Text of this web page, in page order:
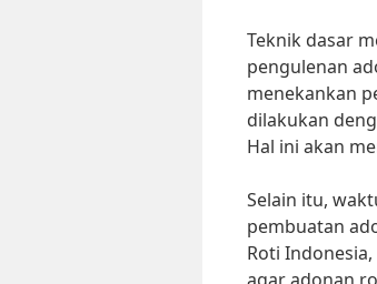
Teknik dasar
pengulenan
menekankan
dilakukan
Hal ini akan
Selain itu,
pembuatan
Roti